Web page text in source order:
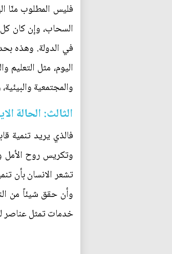
فليس المطلوب منّا
السحاب، وإن كان كل
في الدولة. وهذه
اليوم، مثل
والمجتمعية
الثالث: الحالة
فالذي يريد تنمية
وتكريس روح الأمل
تشعر الانسان بأن
وأن حقق شيئاً من
خدمات تمثل عناصر